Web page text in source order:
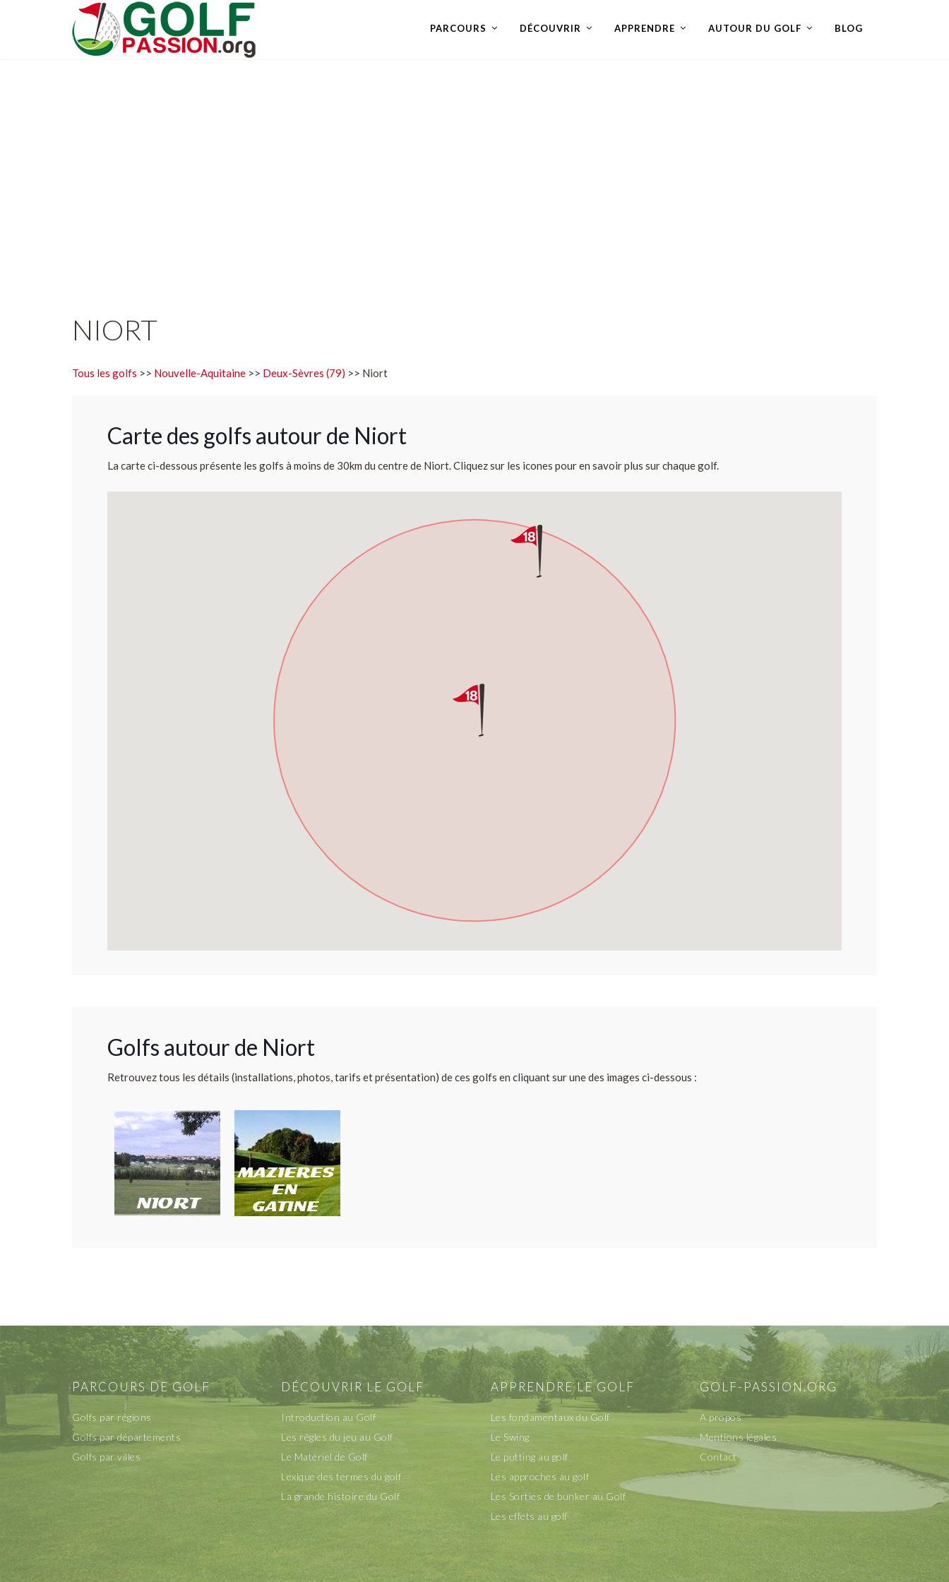
PARCOURS DÉCOUVRIR APPRENDRE AUTOUR DU GOLF BLOG
NIORT
Tous les golfs >> Nouvelle-Aquitaine >> Deux-Sèvres (79) >> Niort
Carte des golfs autour de Niort
La carte ci-dessous présente les golfs à moins de 30km du centre de Niort. Cliquez sur les icones pour en savoir plus sur chaque golf.
Golfs autour de Niort
Retrouvez tous les détails (installations, photos, tarifs et présentation) de ces golfs en cliquant sur une des images ci-dessous :
PARCOURS DE GOLF
Golfs par régions
Golfs par départements
Golfs par villes
DÉCOUVRIR LE GOLF
Introduction au Golf
Les rêgles du jeu au Golf
Le Matériel de Golf
Lexique des termes du golf
La grande histoire du Golf
APPRENDRE LE GOLF
Les fondamentaux du Golf
Le Swing
Le putting au golf
Les approches au golf
Les Sorties de bunker au Golf
Les effets au golf
GOLF-PASSION.ORG
A propos
Mentions légales
Contact